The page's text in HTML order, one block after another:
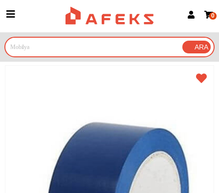
Google İle Bağlan
0